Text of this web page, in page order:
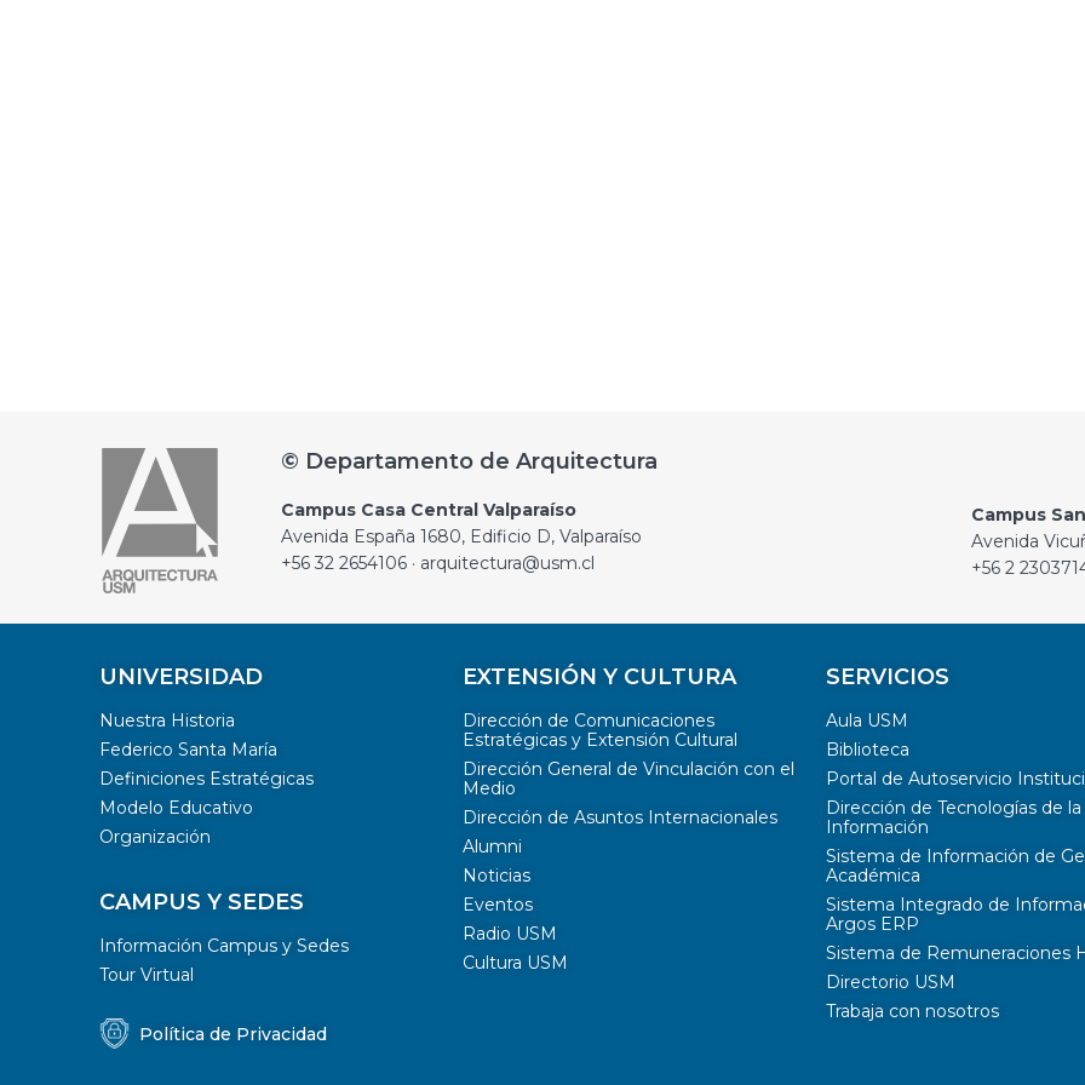
© Departamento de Arquitectura
Campus Casa Central Valparaíso
Avenida España 1680, Edificio D, Valparaíso
+56 32 2654106 · arquitectura@usm.cl
Campus
Avenida
+56 2
UNIVERSIDAD
Nuestra Historia
Federico Santa María
Definiciones Estratégicas
Modelo Educativo
Organización
CAMPUS Y SEDES
Información Campus y Sedes
Tour Virtual
Política de Privacidad
EXTENSIÓN Y CULTURA
Dirección de Comunicaciones
Estratégicas y Extensión Cultural
Dirección General de Vinculación con el
Medio
Dirección de Asuntos Internacionales
Alumni
Noticias
Eventos
Radio USM
Cultura USM
SERVICIOS
Aula USM
Biblioteca
Portal de Autoservicio
Dirección de Tecnologías de la
Información
Sistema de Información de
Académica
Sistema Integrado de
Argos ERP
Sistema de Remuneraciones
Directorio USM
Trabaja con nosotros